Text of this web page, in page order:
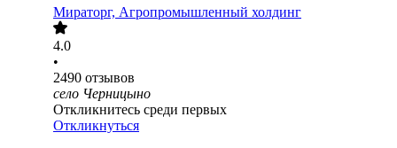
Мираторг, Агропромышленный холдинг
4.0
•
2490 отзывов
село Черницыно
Откликнитесь среди первых
Откликнуться